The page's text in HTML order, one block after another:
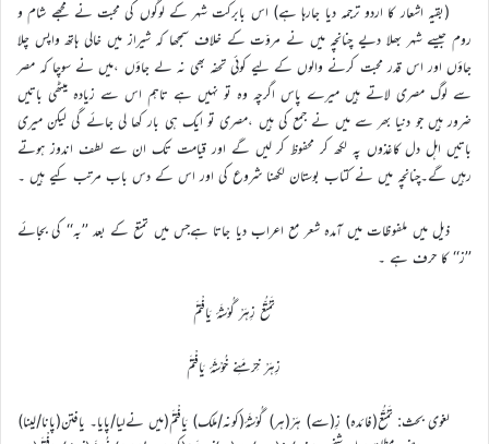
(بقیہ اشعار کا اردو ترجمہ دیا جارہا ہے) اس بابرکت شہر کے لوگوں کی محبت نے مجھے شام و
روم جیسے شہر بھلا دیے چنانچہ میں نے مروّت کے خلاف سمجھا کہ شیراز میں خالی ہاتھ واپس چلا
جاؤں اور اس قدر محبت کرنے والوں کے لیے کوئی تحفہ بھی نہ لے جاؤں ،میں نے سوچا کہ مصر
سے لوگ مصری لاتے ہیں میرے پاس اگرچہ وہ تو نہیں ہے تاہم اس سے زیادہ میٹھی باتیں
ضرور ہیں جو دنیا بھر سے میں نے جمع کی ہیں ،مصری تو ایک ہی بار کھا لی جائے گی لیکن میری
باتیں اہل دل کاغذوں پہ لکھ کر محفوظ کر لیں گے اور قیامت تک ان سے لطف اندوز ہوتے
رہیں گے۔چنانچہ میں نے کتاب بوستان لکھنا شروع کی اور اس کے دس باب مرتب کیے ہیں ۔
ذیل میں ملفوظات میں آمدہ شعر مع اعراب دیا جاتا ہےجس میں تمتع کے بعد ’’بہ‘‘ کی بجائے
’’ز‘‘ کا حرف ہے ۔
تَمَتُّعْ زِہَرْ گُوْشَۂ یَافْتَمْ
زِہَرْ خِرْمَنِے خُوْشَۂ یَافْتَمْ
لغوی بحث: تَمَتُّعْ(فائدہ) زِ(سے) ہَرْ(ہر) گُوْشَۂ(کونہ/ملک) یَافْتَمْ(میں نےلیا/پایا۔ یافتن(پانا/لینا)